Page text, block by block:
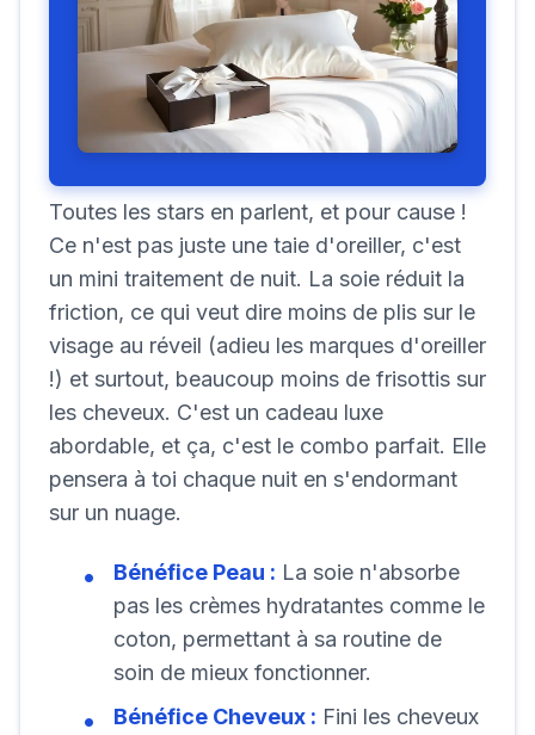
Toutes les stars en parlent, et pour cause !
Ce n'est pas juste une taie d'oreiller, c'est
un mini traitement de nuit. La soie réduit la
friction, ce qui veut dire moins de plis sur le
visage au réveil (adieu les marques d'oreiller
!) et surtout, beaucoup moins de frisottis sur
les cheveux. C'est un cadeau luxe
abordable, et ça, c'est le combo parfait. Elle
pensera à toi chaque nuit en s'endormant
sur un nuage.
Bénéfice Peau : La soie n'absorbe
pas les crèmes hydratantes comme le
coton, permettant à sa routine de
soin de mieux fonctionner.
Bénéfice Cheveux : Fini les cheveux